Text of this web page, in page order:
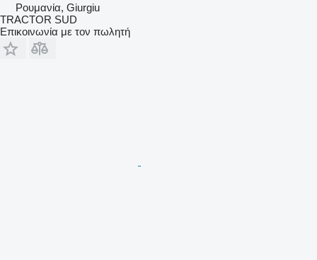
Ρουμανία, Giurgiu
TRACTOR SUD
Επικοινωνία με τον πωλητή